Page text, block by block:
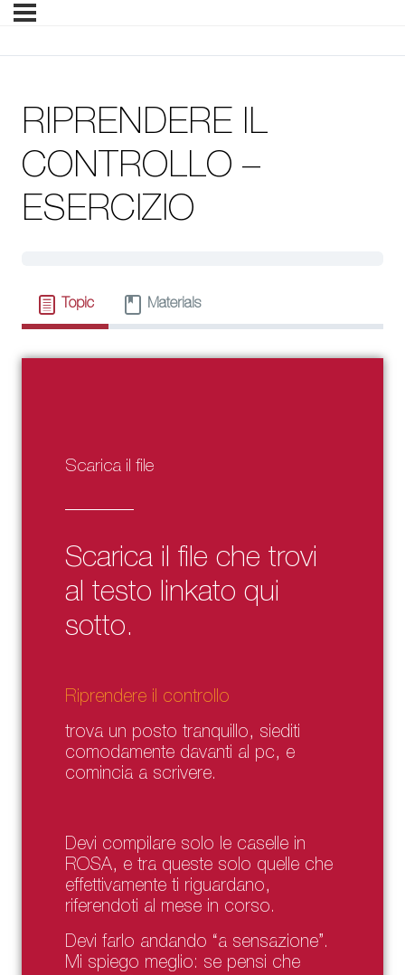
RIPRENDERE IL
CONTROLLO –
ESERCIZIO
Topic Materials
Scarica il file
Scarica il file che trovi
al testo linkato qui
sotto.
Riprendere il controllo
trova un posto tranquillo, siediti
comodamente davanti al pc, e
comincia a scrivere.
Devi compilare solo le caselle in
ROSA, e tra queste solo quelle che
effettivamente ti riguardano,
riferendoti al mese in corso.
Devi farlo andando “a sensazione”.
Mi spiego meglio: se pensi che